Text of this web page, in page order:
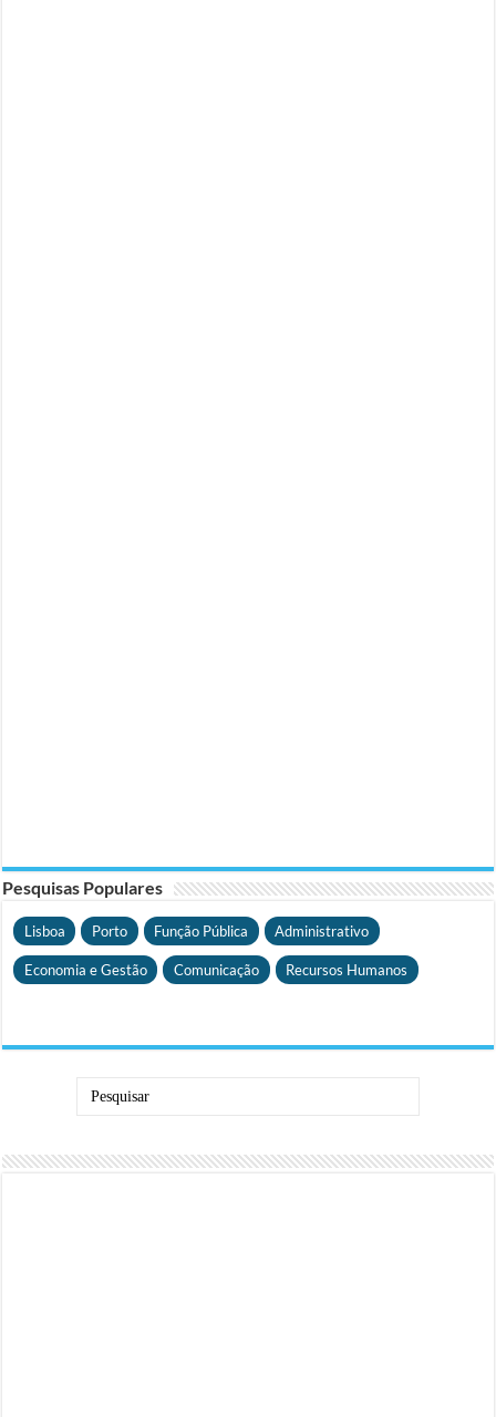
Pesquisas Populares
Lisboa Porto Função Pública Administrativo
Economia e Gestão Comunicação Recursos Humanos